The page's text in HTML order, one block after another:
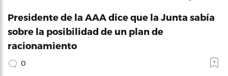
Presidente de la AAA dice que la Junta sabía
sobre la posibilidad de un plan de
racionamiento
0